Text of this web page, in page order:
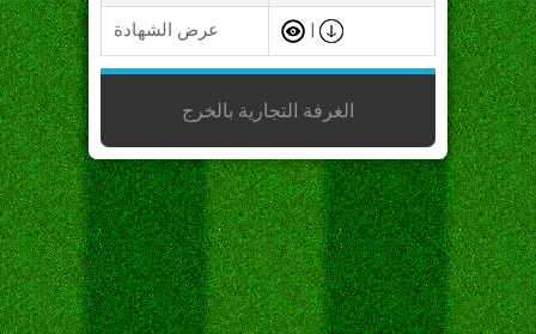
عرض الشهادة
الغرفة التجارية بالخرج